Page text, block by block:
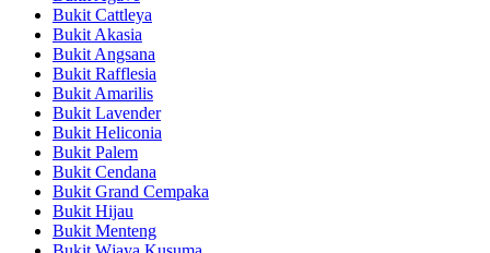
Bukit Cattleya
Bukit Akasia
Bukit Angsana
Bukit Rafflesia
Bukit Amarilis
Bukit Lavender
Bukit Heliconia
Bukit Palem
Bukit Cendana
Bukit Grand Cempaka
Bukit Hijau
Bukit Menteng